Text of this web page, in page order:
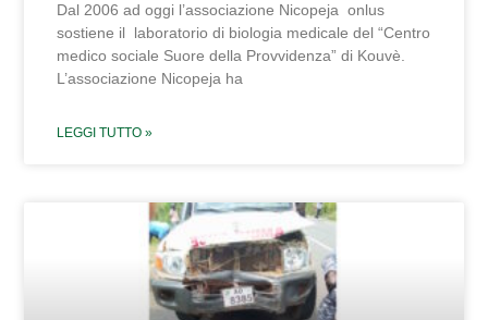
Dal 2006 ad oggi l’associazione Nicopeja onlus
sostiene il laboratorio di biologia medicale del “Centro
medico sociale Suore della Provvidenza” di Kouvè.
L’associazione Nicopeja ha
LEGGI TUTTO »